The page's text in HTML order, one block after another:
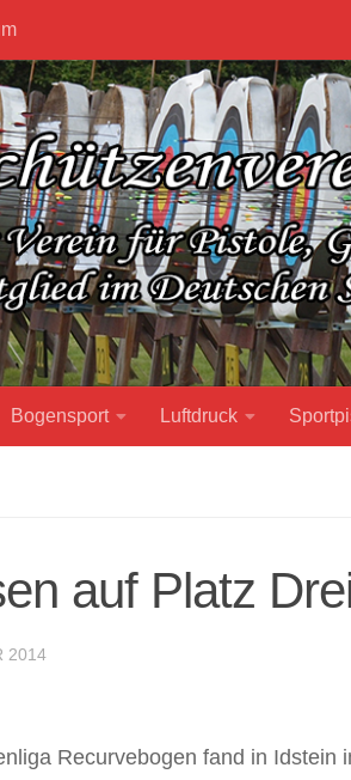
Bogensport Luftdruck
auf Platz
2014
Recurvebogen fand in Idstein